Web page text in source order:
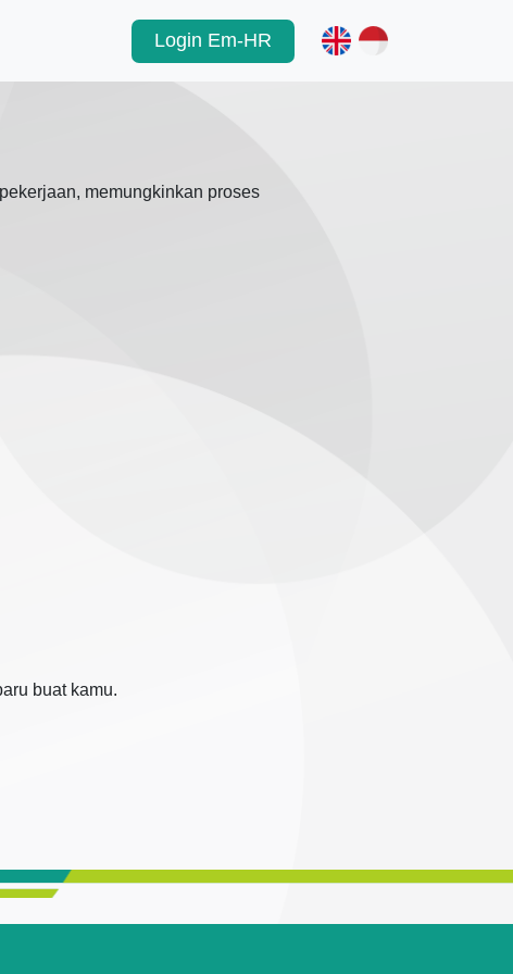
Login Em-HR
memungkinkan proses
buat kamu.